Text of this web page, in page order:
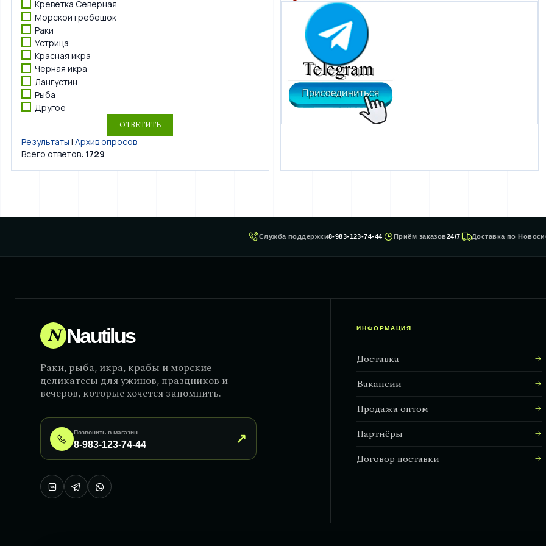
Креветка Северная
Морской гребешок
Раки
Устрица
Красная икра
Черная икра
Лангустин
Рыба
Другое
Результаты | Архив опросов
Всего ответов: 1729
Служба поддержки8-983-123-74-44 Приём заказов24/7 Доставка по
N Nautilus
Раки, рыба, икра, крабы и морские
деликатесы для ужинов, праздников и
вечеров, которые хочется запомнить.
Позвонить в магазин
8-983-123-74-44 ↗
ИНФОРМАЦИЯ
Доставка
Вакансии
Продажа оптом
Партнёры
Договор поставки